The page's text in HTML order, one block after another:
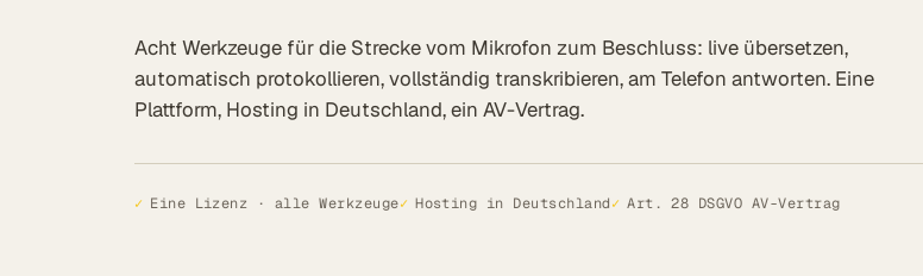
Barrierefreiheit
Über uns
Acht Werkzeuge für die Strecke vom Mikrofon zum Beschluss: live übersetzen,
automatisch protokollieren, vollständig transkribieren, am Telefon antworten. Eine
Plattform, Hosting in Deutschland, ein AV-Vertrag.
✓ Eine Lizenz · alle Werkzeuge✓ Hosting in Deutschland✓ Art. 28 DSGVO AV-Vertrag